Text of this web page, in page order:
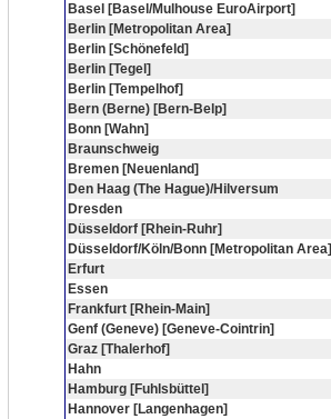
Basel [Basel/Mulhouse EuroAirport]
Berlin [Metropolitan Area]
Berlin [Schönefeld]
Berlin [Tegel]
Berlin [Tempelhof]
Bern (Berne) [Bern-Belp]
Bonn [Wahn]
Braunschweig
Bremen [Neuenland]
Den Haag (The Hague)/Hilversum
Dresden
Düsseldorf [Rhein-Ruhr]
Düsseldorf/Köln/Bonn [Metropolitan Area]
Erfurt
Essen
Frankfurt [Rhein-Main]
Genf (Geneve) [Geneve-Cointrin]
Graz [Thalerhof]
Hahn
Hamburg [Fuhlsbüttel]
Hannover [Langenhagen]